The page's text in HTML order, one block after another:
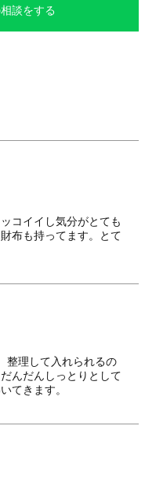
談をする
コイイし気分がとても
布も持ってます。とて
整理して入れられるの
んだんしっとりとして
てきます。